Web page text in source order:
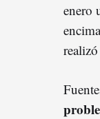
enero
realizó